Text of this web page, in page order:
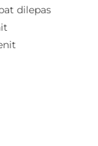
dilepas